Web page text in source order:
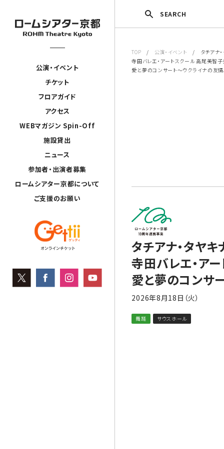
公演・イベント
チケット
フロアガイド
アクセス
WEBマガジン Spin-Off
施設貸出
ニュース
参加者・出演者募集
ロームシアター京都について
ご支援のお願い
SEARCH
TOP / 公演・イベント
/ タチアナ・
寺田バレエ・アートスクール 高尾美智
愛と夢のコンサート～ウクライナの友
タチアナ・タヤ
寺田バレエ・ア
愛と夢のコンサ
2026年8月18日（火）
舞踊 サウスホール